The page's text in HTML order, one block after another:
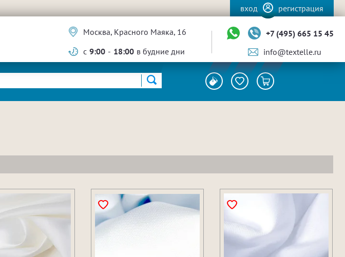
вход регистрация
Москва, Красного Маяка, 16
с 9:00 - 18:00 в будние дни
+7 (495) 665 15 45
info@textelle.ru